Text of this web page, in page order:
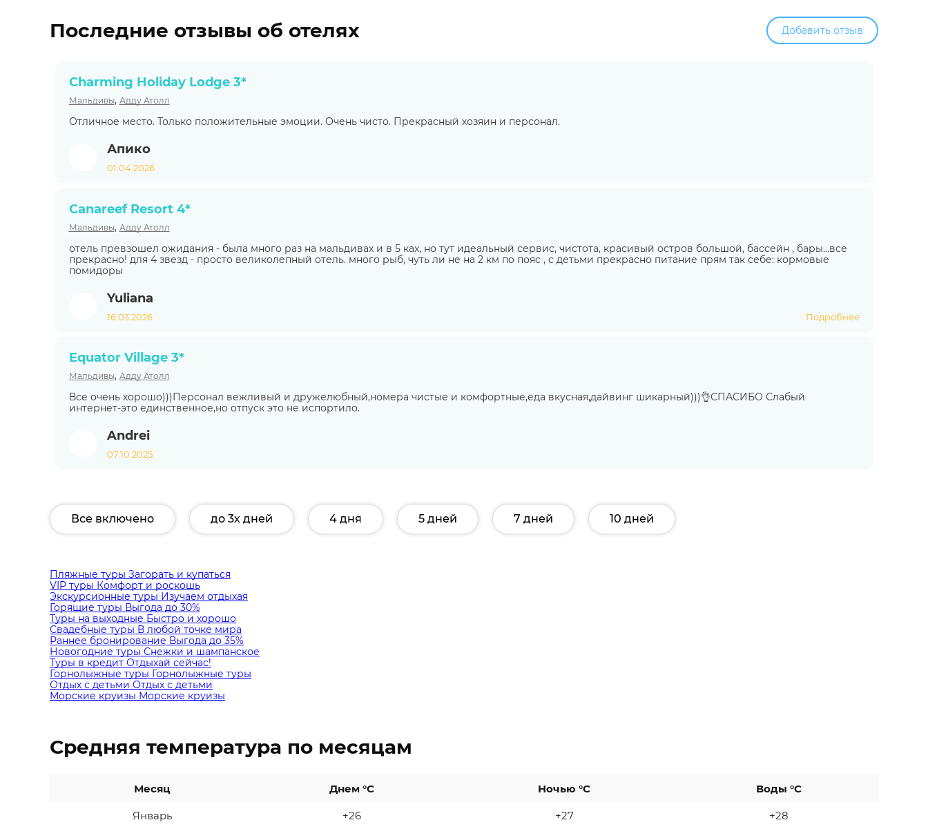
Последние отзывы об отелях Добавить отзыв
Charming Holiday Lodge 3*
Мальдивы, Адду Атолл
Отличное место. Только положительные эмоции. Очень чисто. Прекрасный хозяин и персонал.
Апико
01.04.2026
Canareef Resort 4*
Мальдивы, Адду Атолл
отель превзошел ожидания - была много раз на мальдивах и в 5 ках, но тут идеальный сервис, чистота, красивый остров большой, бассейн , бары...все
прекрасно! для 4 звезд - просто великолепный отель. много рыб, чуть ли не на 2 км по пояс , с детьми прекрасно питание прям так себе: кормовые
помидоры
Yuliana
16.03.2026 Подробнее
Equator Village 3*
Мальдивы, Адду Атолл
Все очень хорошо)))Персонал вежливый и дружелюбный,номера чистые и комфортные,еда вкусная,дайвинг шикарный)))👌СПАСИБО Слабый
интернет-это единственное,но отпуск это не испортило.
Andrei
07.10.2025
Все включено до 3х дней 4 дня 5 дней 7 дней 10 дней
Пляжные туры Загорать и купаться
VIP туры Комфорт и роскошь
Экскурсионные туры Изучаем отдыхая
Горящие туры Выгода до 30%
Туры на выходные Быстро и хорошо
Свадебные туры В любой точке мира
Раннее бронирование Выгода до 35%
Новогодние туры Снежки и шампанское
Туры в кредит Отдыхай сейчас!
Горнолыжные туры Горнолыжные туры
Отдых с детьми Отдых с детьми
Морские круизы Морские круизы
Средняя температура по месяцам
Месяц Днем °C Ночью °C Воды °C
Январь +26 +27 +28